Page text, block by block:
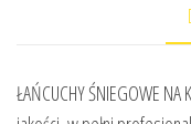
ŁAŃCUCHY ŚNIEGOWE